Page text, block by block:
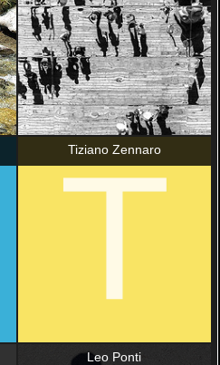
Tiziano Zennaro
Leo Ponti